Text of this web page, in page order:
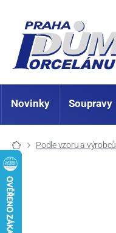
Novinky Soupravy
Podle vzoru a výrobců